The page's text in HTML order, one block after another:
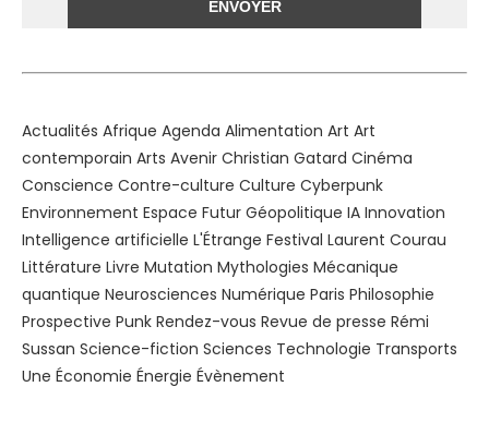
Actualités Afrique Agenda Alimentation Art Art
contemporain Arts Avenir Christian Gatard Cinéma
Conscience Contre-culture Culture Cyberpunk
Environnement Espace Futur Géopolitique IA Innovation
Intelligence artificielle L'Étrange Festival Laurent Courau
Littérature Livre Mutation Mythologies Mécanique
quantique Neurosciences Numérique Paris Philosophie
Prospective Punk Rendez-vous Revue de presse Rémi
Sussan Science-fiction Sciences Technologie Transports
Une Économie Énergie Évènement